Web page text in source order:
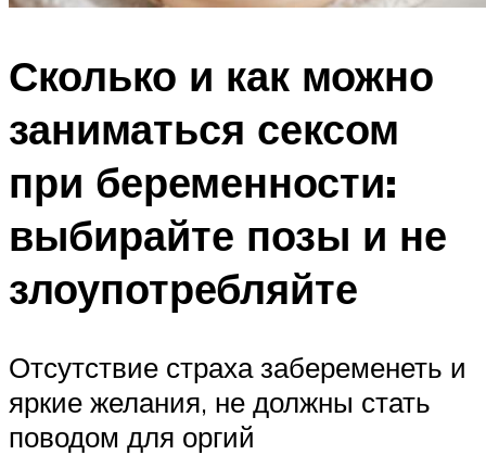
Сколько и как можно
заниматься сексом
при беременности:
выбирайте позы и не
злоупотребляйте
Отсутствие страха забеременеть и
яркие желания, не должны стать
поводом для оргий